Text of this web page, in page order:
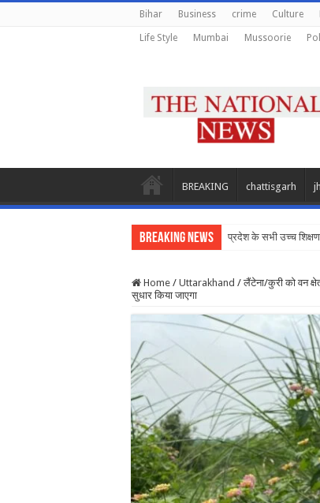
Bihar Business crime Culture
Life Style Mumbai Mussoorie
BREAKING chattisgarh
Breaking News प्रदेश के सभी उच्च शिक्षण
Home / Uttarakhand / लैंटेना/कुरी को वन
सुधार किया जाएगा